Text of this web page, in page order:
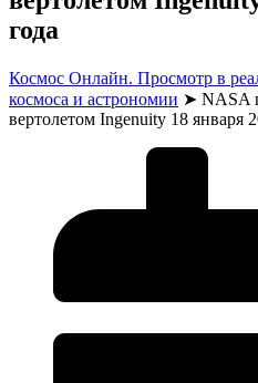
года
Космос Онлайн. Просмотр в
космоса и астрономии ➤ NASA
вертолетом Ingenuity 18 января